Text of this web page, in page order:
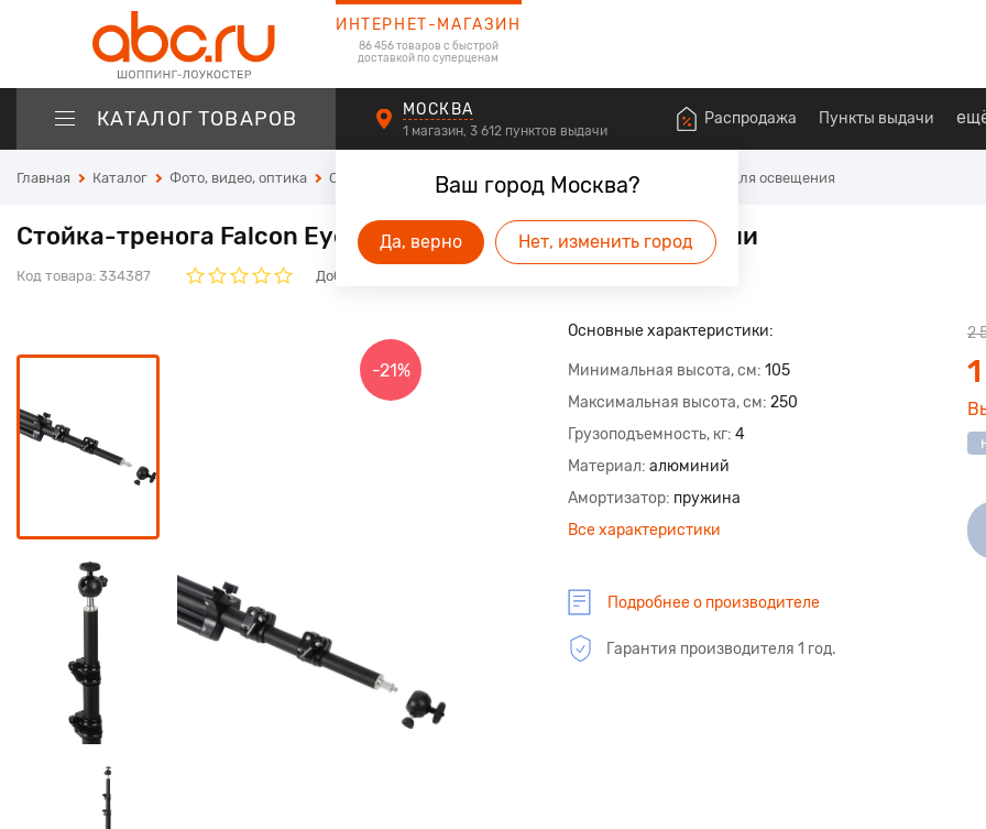
ИНТЕРНЕТ-МАГАЗИН
86 456 товаров с быстрой
доставкой по суперценам
КАТАЛОГ ТОВАРОВ
Ваш город Москва?
Да, верно Нет, изменить город
МОСКВА
1 магазин, 3 612 пунктов выдачи
Распродажа Пункты выдачи
Главная Каталог Фото, видео, оптика Студийное оборудование Стойки и журавли Стойки для освещения
Стойка-тренога Falcon Eyes ST-086A для фото/видеостудии
Код товара: 334387 Добавьте свой отзыв. Он будет первым.
-21%
Основные характеристики:
Минимальная высота, см 105
Максимальная высота, см 250
Грузоподъемность, кг 4
Материал алюминий
Амортизатор пружина
Все характеристики
Подробнее о производителе
Гарантия производителя 1 год.
2